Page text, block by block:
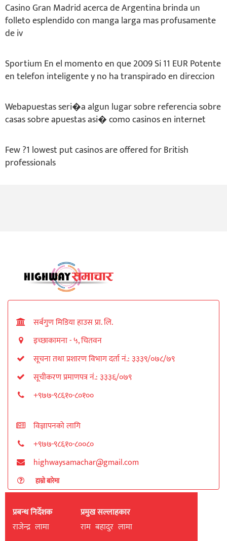
Casino Gran Madrid acerca de Argentina brinda un
folleto esplendido con manga larga mas profusamente
de iv
Sportium En el momento en que 2009 Si 11 EUR Potente
en telefon inteligente y no ha transpirado en direccion
Webapuestas seri�a algun lugar sobre referencia sobre
casas sobre apuestas asi� como casinos en internet
Few ?1 lowest put casinos are offered for British
professionals
सर्बगुण मिडिया हाउस प्रा. लि.
इच्छाकामना - ५, चितवन
सूचना तथा प्रशारण विभाग दर्ता नं.: ३३३९/०७८/७९
सूचीकरण प्रमाणपत्र नं.: ३३३६/०७९
+९७७-९८६१०-८०१००
विज्ञापनको लागि
+९७७-९८६१०-८००८०
highwaysamachar@gmail.com
हाम्रो बारेमा
प्रबन्ध निर्देशक
राजेन्द्र लामा
प्रमुख सल्लाहकार
राम बहादुर लामा